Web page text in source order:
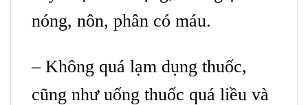
nóng, nôn, phân có máu.
– Không quá lạm dụng thuốc,
cũng như uống thuốc quá liều và